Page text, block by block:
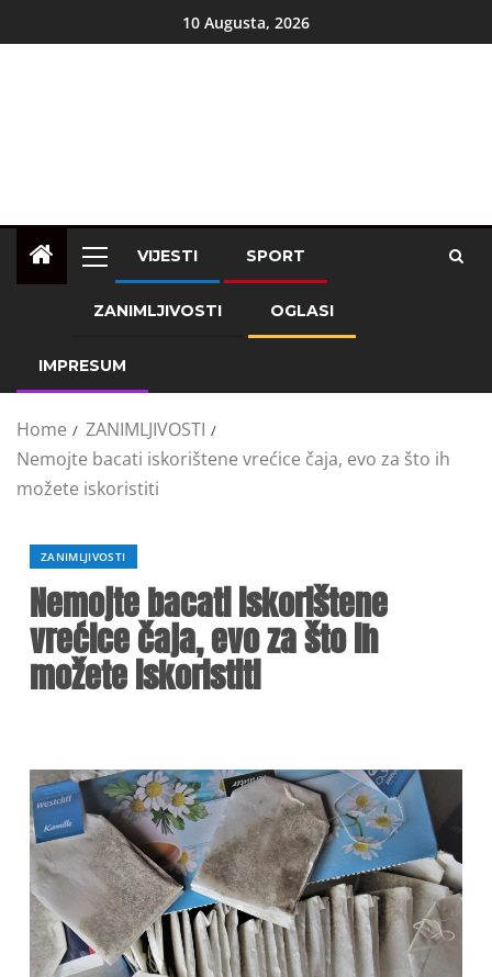
10 Augusta, 2026
VIJESTI SPORT
ZANIMLJIVOSTI OGLASI
IMPRESUM
Home
ZANIMLJIVOSTI
Nemojte bacati iskorištene vrećice čaja, evo za što ih
možete iskoristiti
ZANIMLJIVOSTI
Nemojte bacati iskorištene
vrećice čaja, evo za što ih
možete iskoristiti